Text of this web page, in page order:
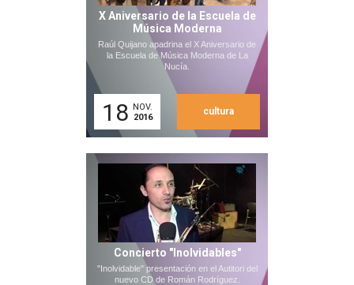
X Aniversario de la Escuela de
Música Moderna
Raúl Quijano apadrina el X Aniversario de
la Escuela de Música Moderna de La
Nucía.
18 NOV.
2016
cultura
Concierto "Inolvidables"
"Inolvidable" presentación en el Autitori del
nuevo CD de Román Rodríguez.